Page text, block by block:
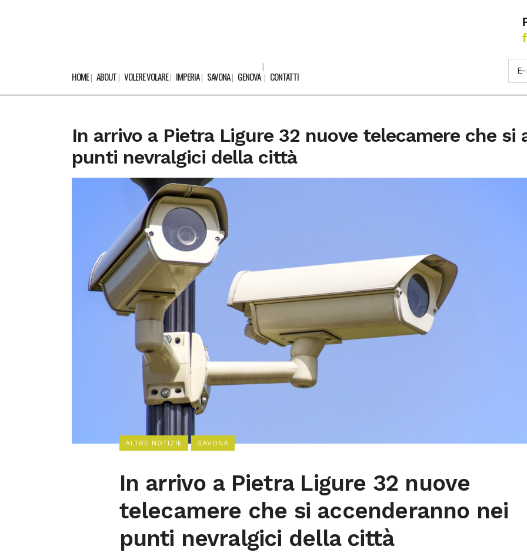
HOME ABOUT VOLERE VOLARE IMPERIA SAVONA GENOVA CONTATTI
In arrivo a Pietra Ligure 32 nuove telecamere che si
punti nevralgici della città
ALTRE NOTIZIE SAVONA
In arrivo a Pietra Ligure 32 nuove
telecamere che si accenderanno nei
punti nevralgici della città